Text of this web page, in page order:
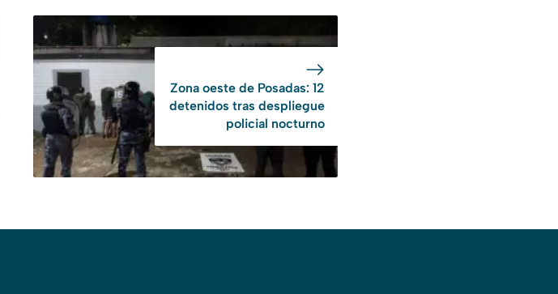
Zona oeste de Posadas: 12
detenidos tras despliegue
policial nocturno